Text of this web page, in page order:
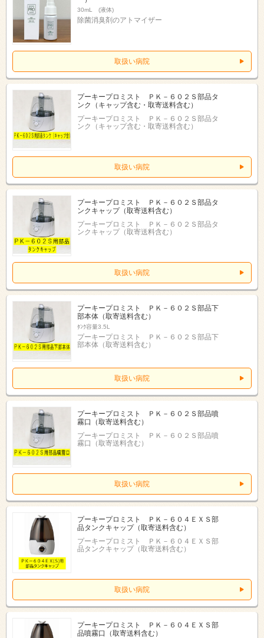
30mL (液体)
除菌消臭剤のアトマイザー
取扱い病院
プーキープロミスト ＰＫ－６０２Ｓ部品タ
ンク（キャップ含む・取寄送料含む）
プーキープロミスト ＰＫ－６０２Ｓ部品タ
ンク（キャップ含む・取寄送料含む）
取扱い病院
プーキープロミスト ＰＫ－６０２Ｓ部品タ
ンクキャップ（取寄送料含む）
プーキープロミスト ＰＫ－６０２Ｓ部品タ
ンクキャップ（取寄送料含む）
取扱い病院
プーキープロミスト ＰＫ－６０２Ｓ部品下
部本体（取寄送料含む）
ﾀﾝｸ容量3.5L
プーキープロミスト ＰＫ－６０２Ｓ部品下
部本体（取寄送料含む）
取扱い病院
プーキープロミスト ＰＫ－６０２Ｓ部品噴
霧口（取寄送料含む）
プーキープロミスト ＰＫ－６０２Ｓ部品噴
霧口（取寄送料含む）
取扱い病院
プーキープロミスト ＰＫ－６０４ＥＸＳ部
品タンクキャップ（取寄送料含む）
プーキープロミスト ＰＫ－６０４ＥＸＳ部
品タンクキャップ（取寄送料含む）
取扱い病院
プーキープロミスト ＰＫ－６０４ＥＸＳ部
品噴霧口（取寄送料含む）